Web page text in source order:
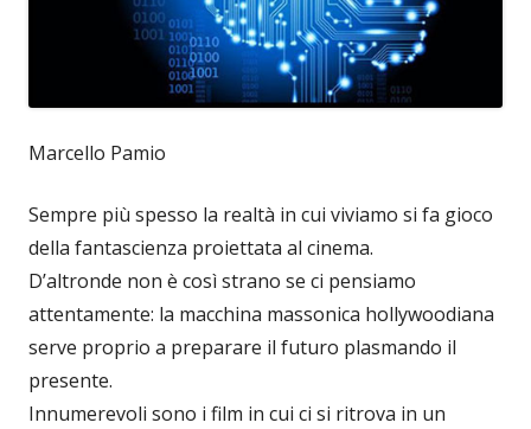
Marcello Pamio
Sempre più spesso la realtà in cui viviamo si fa gioco
della fantascienza proiettata al cinema.
D’altronde non è così strano se ci pensiamo
attentamente: la macchina massonica hollywoodiana
serve proprio a preparare il futuro plasmando il
presente.
Innumerevoli sono i film in cui ci si ritrova in un